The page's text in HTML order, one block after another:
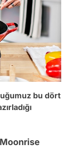
bu dört